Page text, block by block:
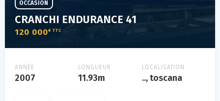
CRANCHI ENDURANCE 41
120 000€ TTC
OCCASION
ANNÉE
2007
LONGUEUR
11.93m
LOCALISATION
.., toscana